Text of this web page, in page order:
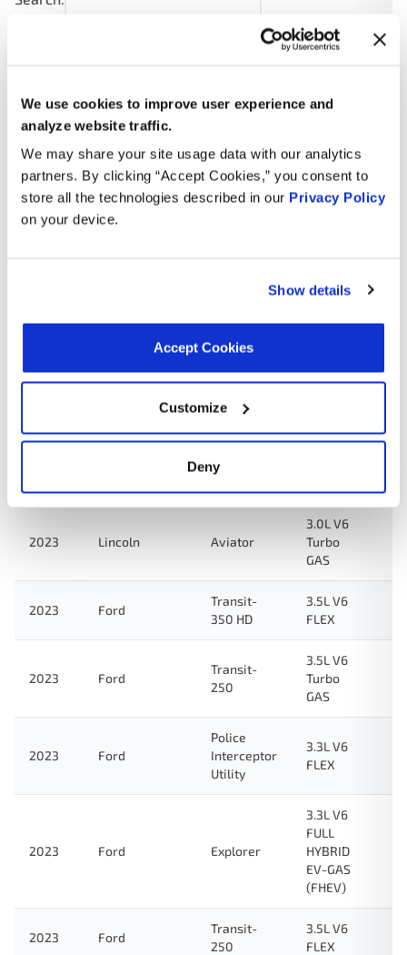
We use cookies to improve user experience and
analyze website traffic.
We may share your site usage data with our analytics
partners. By clicking “Accept Cookies,” you consent to
store all the technologies described in our Privacy Policy
on your device.
Show details
Accept Cookies
Customize
Deny
Motor
2023 Ford
Transit-
3.5L V6
Turbo
2023 Ford F-150
3.3L V6
FLEX
2023 Ford Bronco
Turbo
350 HD
3.5L V6
F-150
2023 Lincoln Aviator
3.0L V6
Turbo
GAS
2023 Ford
Transit-
350 HD
3.5L V6
FLEX
2023 Ford
Transit-
250
3.5L V6
Turbo
GAS
2023 Ford
Police
Interceptor
Utility
3.3L V6
FLEX
2023 Ford Explorer
3.3L V6
FULL
HYBRID
EV-GAS
(FHEV)
2023 Ford
Transit-
250
3.5L V6
FLEX